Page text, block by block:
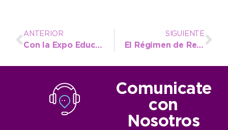
ANTERIOR
Con la Expo Educativa llega uno de los eventos más esperados por los alumnos
SIGUIENTE
El Régimen de Recuperación de Deudas y Facilidades de Pago estará vigente hasta el 31 de julio
Comunicate
con
Nosotros